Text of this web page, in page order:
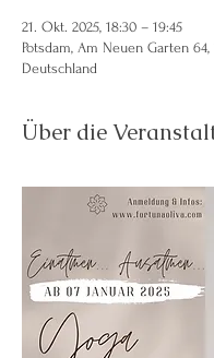
21. Okt. 2025, 18:30 – 19:45
Potsdam, Am Neuen Garten 64,
Deutschland
Über die